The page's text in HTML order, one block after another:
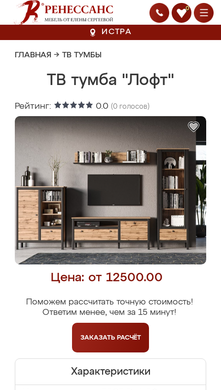
0
ИСТРА
ГЛАВНАЯ → ТВ ТУМБЫ
ТВ тумба "Лофт"
Рейтинг: 0.0 (0 голосов)
Цена: от 12500.00
Поможем рассчитать точную стоимость!
Ответим менее, чем за 15 минут!
ЗАКАЗАТЬ РАСЧЁТ
Характеристики